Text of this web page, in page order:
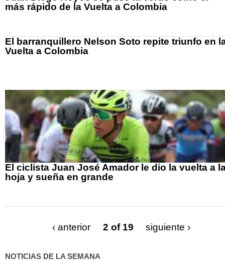
más rápido de la Vuelta a Colombia
El barranquillero Nelson Soto repite triunfo en
Vuelta a Colombia
El ciclista Juan José Amador le dio la vuelta a
hoja y sueña en grande
‹ anterior 2 of 19 siguiente ›
NOTICIAS DE LA SEMANA